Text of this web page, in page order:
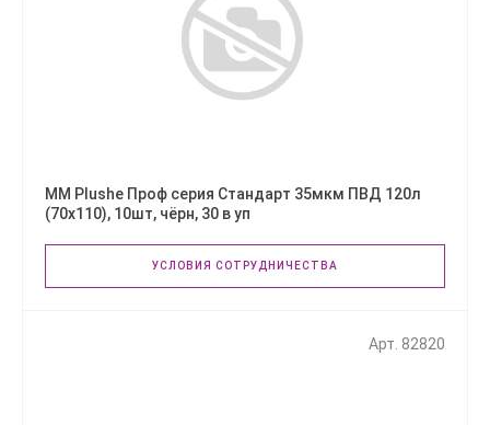
ММ Plushe Проф серия Стандарт 35мкм ПВД 120л
(70х110), 10шт, чёрн, 30 в уп
УСЛОВИЯ СОТРУДНИЧЕСТВА
Арт. 82820